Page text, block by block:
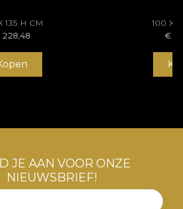
135 H CM
228,48
100 X
€
JE AAN VOOR ONZE
NIEUWSBRIEF!